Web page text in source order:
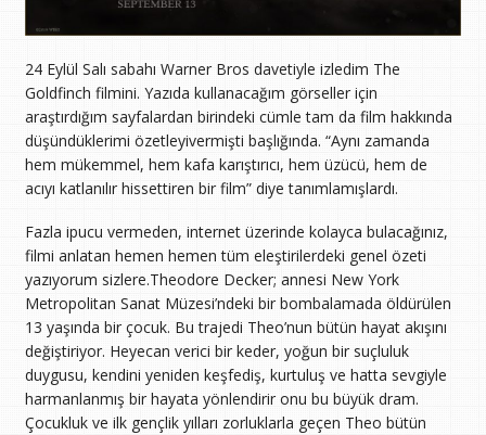
24 Eylül Salı sabahı Warner Bros davetiyle izledim The
Goldfinch filmini. Yazıda kullanacağım görseller için
araştırdığım sayfalardan birindeki cümle tam da film hakkında
düşündüklerimi özetleyivermişti başlığında. “Aynı zamanda
hem mükemmel, hem kafa karıştırıcı, hem üzücü, hem de
acıyı katlanılır hissettiren bir film” diye tanımlamışlardı.
Fazla ipucu vermeden, internet üzerinde kolayca bulacağınız,
filmi anlatan hemen hemen tüm eleştirilerdeki genel özeti
yazıyorum sizlere.Theodore Decker; annesi New York
Metropolitan Sanat Müzesi’ndeki bir bombalamada öldürülen
13 yaşında bir çocuk. Bu trajedi Theo’nun bütün hayat akışını
değiştiriyor. Heyecan verici bir keder, yoğun bir suçluluk
duygusu, kendini yeniden keşfediş, kurtuluş ve hatta sevgiyle
harmanlanmış bir hayata yönlendirir onu bu büyük dram.
Çocukluk ve ilk gençlik yılları zorluklarla geçen Theo bütün